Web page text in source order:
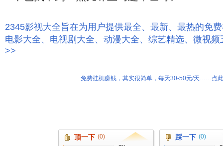
2345影视大全旨在为用户提供最全、最新、最热的免
电影大全、电视剧大全、动漫大全、综艺精选、微视
>>
免费挂机赚钱，其实很简单，每天30-50元/天……点
顶一下 (0) 踩一下 (0)